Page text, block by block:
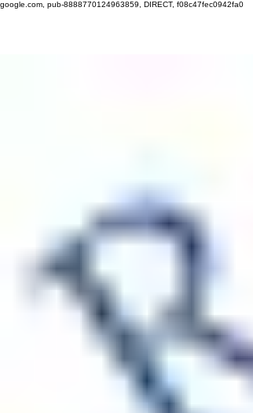
google.com, pub-8888770124963859, DIRECT, f08c47fec0942fa0